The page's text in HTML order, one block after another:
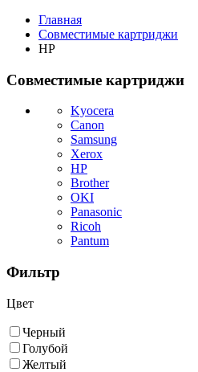
Главная
Совместимые картриджи
HP
Совместимые картриджи
Kyocera
Canon
Samsung
Xerox
HP
Brother
OKI
Panasonic
Ricoh
Pantum
Фильтр
Цвет
Черный
Голубой
Желтый